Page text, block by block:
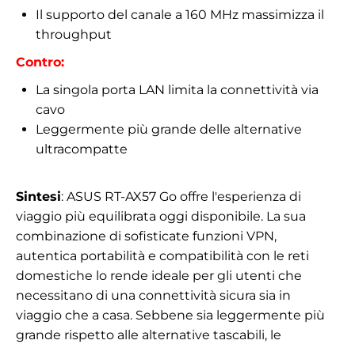
Il supporto del canale a 160 MHz massimizza il
throughput
Contro:
La singola porta LAN limita la connettività via
cavo
Leggermente più grande delle alternative
ultracompatte
Sintesi: ASUS RT-AX57 Go offre l'esperienza di
viaggio più equilibrata oggi disponibile. La sua
combinazione di sofisticate funzioni VPN,
autentica portabilità e compatibilità con le reti
domestiche lo rende ideale per gli utenti che
necessitano di una connettività sicura sia in
viaggio che a casa. Sebbene sia leggermente più
grande rispetto alle alternative tascabili, le